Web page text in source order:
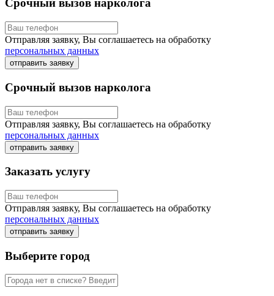
Срочный вызов нарколога
Отправляя заявку, Вы соглашаетесь на обработку
персональных данных
отправить заявку
Срочный вызов нарколога
Отправляя заявку, Вы соглашаетесь на обработку
персональных данных
отправить заявку
Заказать услугу
Отправляя заявку, Вы соглашаетесь на обработку
персональных данных
отправить заявку
Выберите город